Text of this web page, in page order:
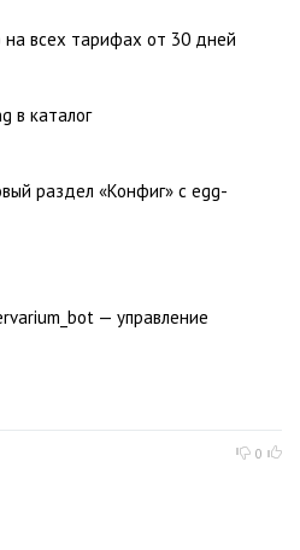
на всех тарифах от 30 дней
в каталог
раздел «Конфиг» с egg-
— управление
0